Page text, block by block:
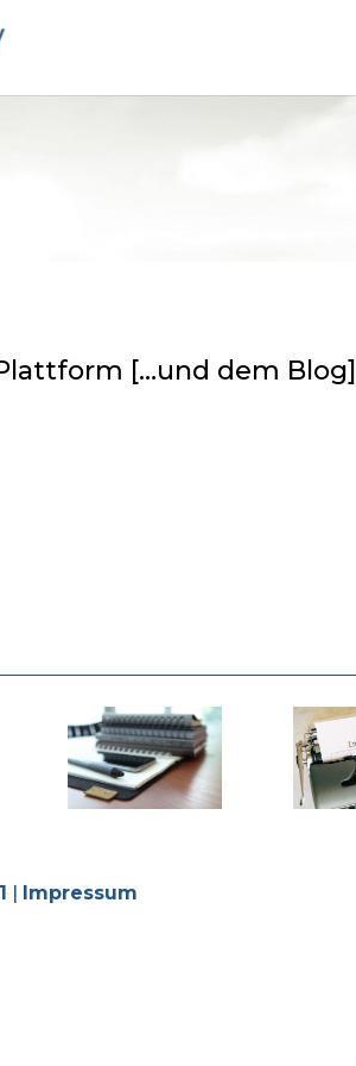
[…und dem Blog]
| Impressum